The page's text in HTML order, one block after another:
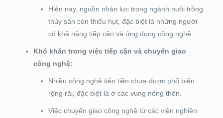
Hiện nay, nguồn nhân lực trong ngành nuôi trồng
thủy sản còn thiếu hụt, đặc biệt là những người
có khả năng tiếp cận và ứng dụng công nghệ.
Khó khăn trong việc tiếp cận và chuyển giao
công nghệ:
Nhiều công nghệ tiên tiến chưa được phổ biến
rộng rãi, đặc biệt là ở các vùng nông thôn.
Việc chuyển giao công nghệ từ các viện nghiên